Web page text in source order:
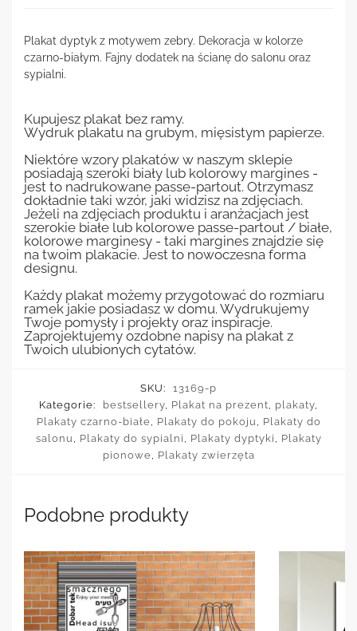
Plakat dyptyk z motywem zebry. Dekoracja w kolorze
czarno-białym. Fajny dodatek na ścianę do salonu oraz
sypialni.
Kupujesz plakat bez ramy.
Wydruk plakatu na grubym, mięsistym papierze.
Niektóre wzory plakatów w naszym sklepie
posiadają szeroki biały lub kolorowy margines -
jest to nadrukowane passe-partout. Otrzymasz
dokładnie taki wzór, jaki widzisz na zdjęciach.
Jeżeli na zdjęciach produktu i aranżacjach jest
szerokie białe lub kolorowe passe-partout / białe,
kolorowe marginesy - taki margines znajdzie się
na twoim plakacie. Jest to nowoczesna forma
designu.
Każdy plakat możemy przygotować do rozmiaru
ramek jakie posiadasz w domu. Wydrukujemy
Twoje pomysły i projekty oraz inspiracje.
Zaprojektujemy ozdobne napisy na plakat z
Twoich ulubionych cytatów.
SKU:
13169-p
Kategorie:
bestsellery Plakat na prezent plakaty
Plakaty czarno-białe
Plakaty do pokoju
Plakaty do
salonu
Plakaty do sypialni Plakaty dyptyki
Plakaty
pionowe
Plakaty zwierzęta
Podobne produkty